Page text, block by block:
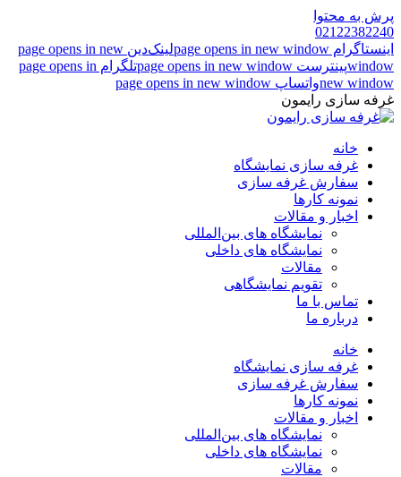
پرش به محتوا
02122382240
اینستاگرام page opens in new window
لینک‌دین page opens in new
windowپینترست page opens in new window
تلگرام page opens in
new windowواتساپ page opens in new window
غرفه سازی رایمون
خانه
غرفه سازی نمایشگاه
سفارش غرفه سازی
نمونه کارها
اخبار و مقالات
نمایشگاه های بین‌المللی
نمایشگاه های داخلی
مقالات
تقویم نمایشگاهی
تماس با ما
درباره ما
خانه
غرفه سازی نمایشگاه
سفارش غرفه سازی
نمونه کارها
اخبار و مقالات
نمایشگاه های بین‌المللی
نمایشگاه های داخلی
مقالات